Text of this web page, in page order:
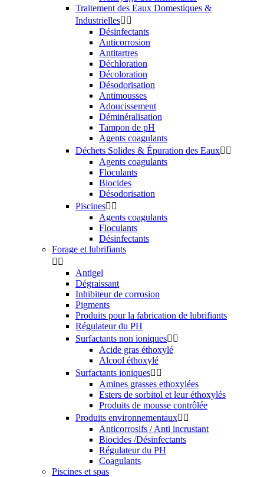
Traitement des Eaux Domestiques &
Industrielles 
Désinfectants
Anticorrosion
Antitartres
Déchloration
Décoloration
Désodorisation
Antimousses
Adoucissement
Déminéralisation
Tampon de pH
Agents coagulants
Déchets Solides & Épuration des Eaux 
Agents coagulants
Floculants
Biocides
Désodorisation
Piscines 
Agents coagulants
Floculants
Désinfectants
Forage et lubrifiants
 
Antigel
Dégraissant
Inhibiteur de corrosion
Pigments
Produits pour la fabrication de lubrifiants
Régulateur du PH
Surfactants non ioniques 
Acide gras éthoxylé
Alcool éthoxylé
Surfactants ioniques 
Amines grasses ethoxylées
Esters de sorbitol et leur éthoxylés
Produits de mousse contrôlée
Produits environnementaux 
Anticorrosifs / Anti incrustant
Biocides /Désinfectants
Régulateur du PH
Coagulants
Piscines et spas